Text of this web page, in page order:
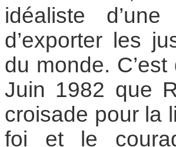
idéaliste
d’exporter les
du monde.
Juin 1982 que
croisade pour la
foi et le